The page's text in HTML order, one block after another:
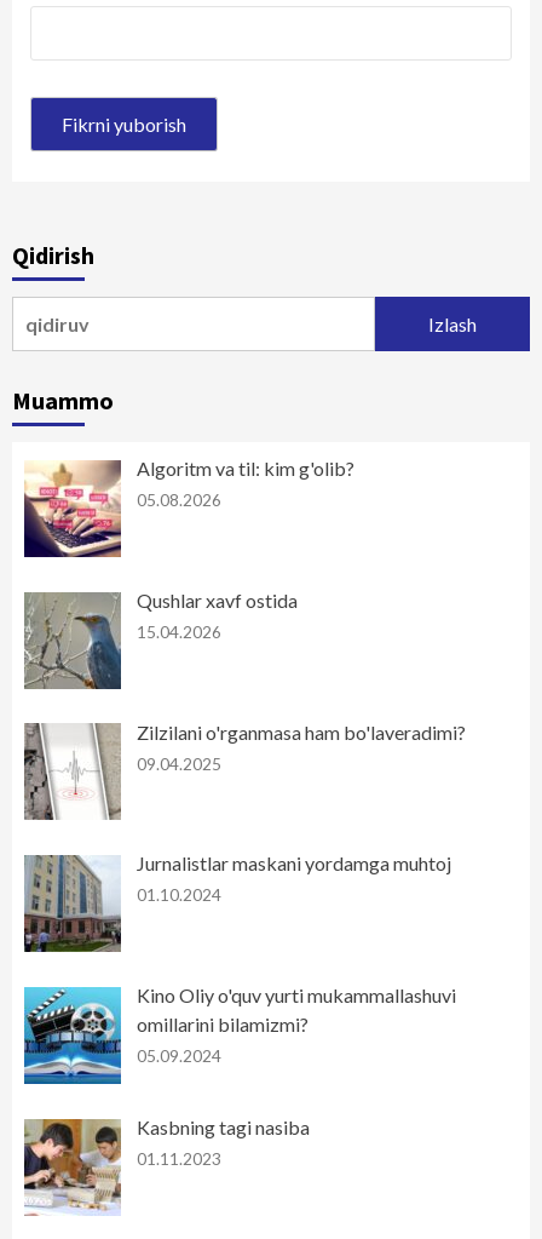
Qidirish
Muammo
Algoritm va til: kim g'olib?
05.08.2026
Qushlar xavf ostida
15.04.2026
Zilzilani o'rganmasa ham bo'laveradimi?
09.04.2025
Jurnalistlar maskani yordamga muhtoj
01.10.2024
Kino Oliy o'quv yurti mukammallashuvi
omillarini bilamizmi?
05.09.2024
Kasbning tagi nasiba
01.11.2023